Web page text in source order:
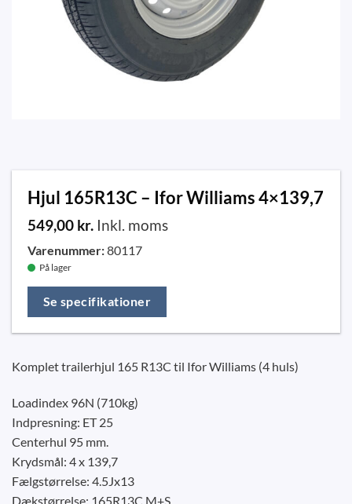
Hjul 165R13C – Ifor Williams 4×139,7
549,00 kr. Inkl. moms
Varenummer:80117
På lager
Se specifikationer
Komplet trailerhjul 165 R13C til Ifor Williams (4 huls)
Loadindex 96N (710kg)
Indpresning: ET 25
Centerhul 95 mm.
Krydsmål: 4 x 139,7
Fælgstørrelse: 4.5Jx13
Dækstørrelse: 165R13C M+S